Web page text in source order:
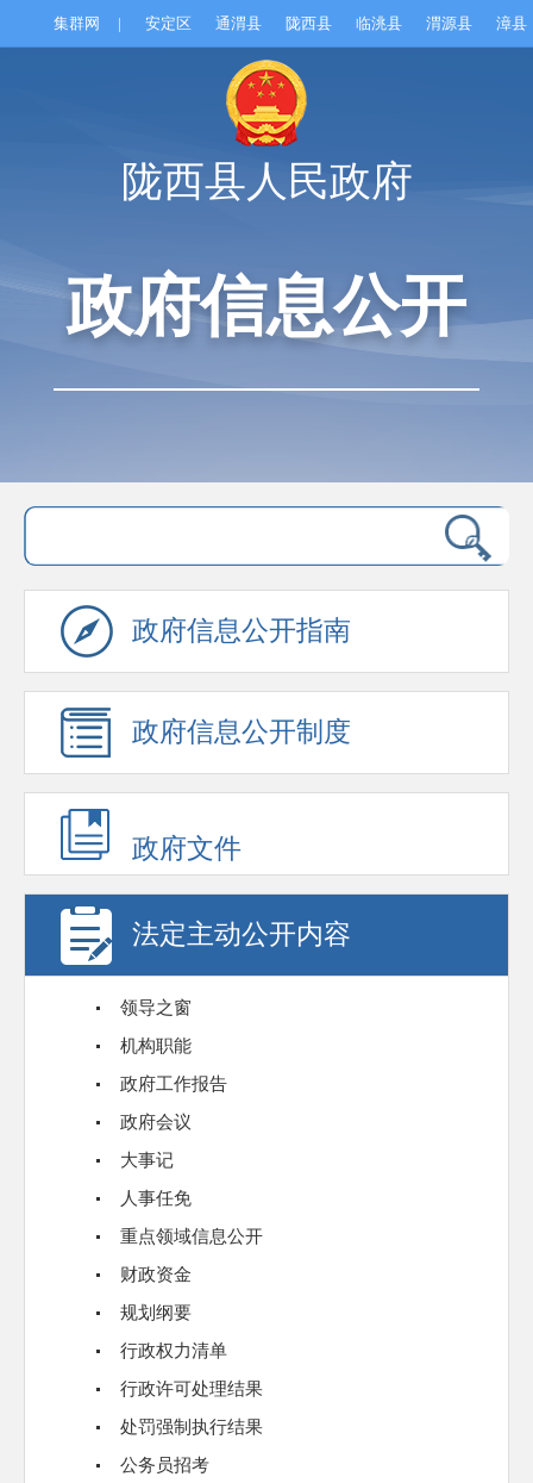
集群网 | 安定区 通渭县 陇西县 临洮县 渭源县 漳县
陇西县人民政府
政府信息公开
政府信息公开指南
政府信息公开制度
政府文件
法定主动公开内容
领导之窗
机构职能
政府工作报告
政府会议
大事记
人事任免
重点领域信息公开
财政资金
规划纲要
行政权力清单
行政许可处理结果
处罚强制执行结果
公务员招考